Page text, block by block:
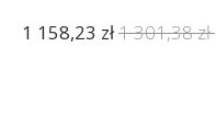
1 158,23 zł1 301,38 zł